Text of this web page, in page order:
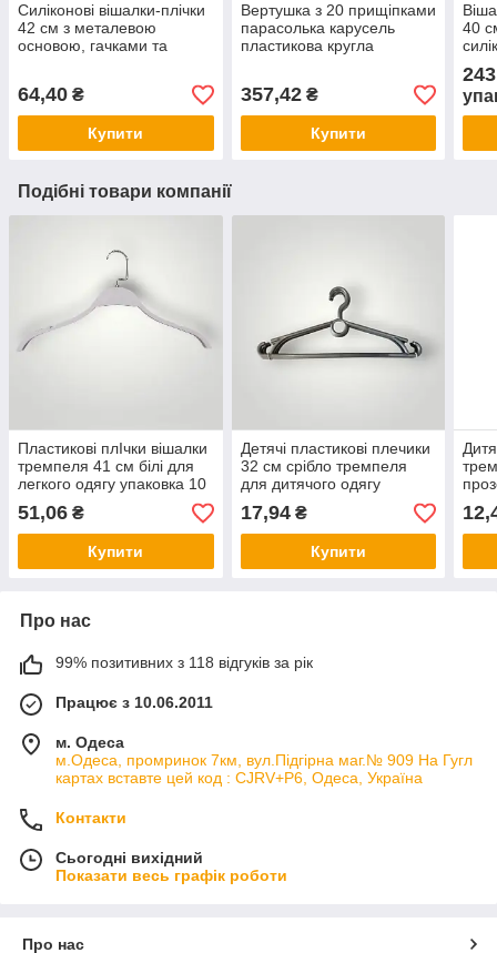
Силіконові вішалки-плічки
42 см з металевою
основою, гачками та
(ширина плеча 3.3 см)
64,40 ₴
Купити
Вертушка з 20 прищіпками
парасолька карусель
пластикова кругла
357,42₴
Купити
40
шт.
Подібні товари компанії
Пластикові плІчки вішалки
тремпеля 41 см білі для
легкого одягу упаковка 10
51,06 ₴
Купити
Детячі пластикові плечики
32 см срібло тремпеля
для дитячого одягу
17,94₴
Купити
Про нас
99% позитивних з 118 відгуків за рік
Працює з 10.06.2011
м. Одеса
м.Одеса, промринок 7км, вул.Підгірна маг.№ 909 На Гугл
картах вставте цей код : CJRV+P6, Одеса, Україна
Контакти
Сьогодні вихідний
Показати весь графік роботи
Про нас